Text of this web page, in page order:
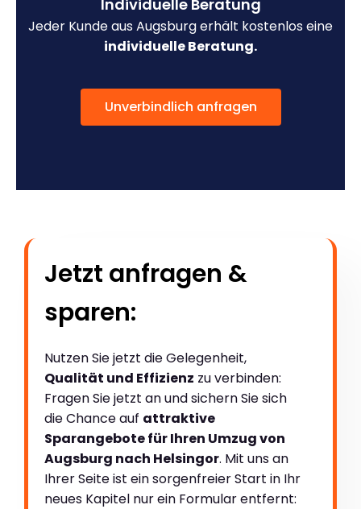
Individuelle Beratung
Jeder Kunde aus Augsburg erhält kostenlos eine
individuelle Beratung.
Unverbindlich anfragen
Jetzt anfragen &
sparen:
Nutzen Sie jetzt die Gelegenheit,
Qualität und Effizienz zu verbinden:
Fragen Sie jetzt an und sichern Sie sich
die Chance auf attraktive
Sparangebote für Ihren Umzug von
Augsburg nach Helsingor. Mit uns an
Ihrer Seite ist ein sorgenfreier Start in Ihr
neues Kapitel nur ein Formular entfernt: